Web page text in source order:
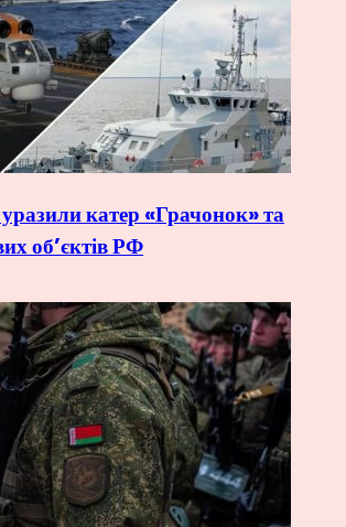
катер «Грачонок» та
об’єктів РФ